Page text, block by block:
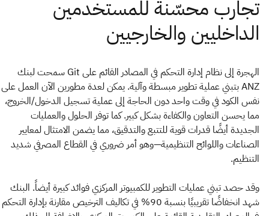
الهجرة إلى نظام إدارة التحكم في المصادر القائم على Git سمحت لبنك
ANZ بتبني عملية تطوير مبسطة وآلية. يمكن لعدة مطورين الآن العمل على
نفس الكود في وقت واحد دون الحاجة إلى عملية تسجيل الدخول/الخروج،
مما يحسن التعاون والكفاءة بشكل كبير. كما توفر الحلول والعمليات
الجديدة أيضًا قدرات قوية للتتبع والتدقيق، مما يضمن الامتثال لمعايير
الصناعات واللوائح التنظيمية—وهو أمر ضروري في القطاع المصرفي شديد
التنظيم.
وقد حصد تبني عمليات التطوير للكمبيوتر المركزي فوائد كبيرة أيضاً. البنك
شهد انخفاضًا تقريبيًا بنسبة 90% في تكاليف الترخيص مقارنة بإدارة التحكم